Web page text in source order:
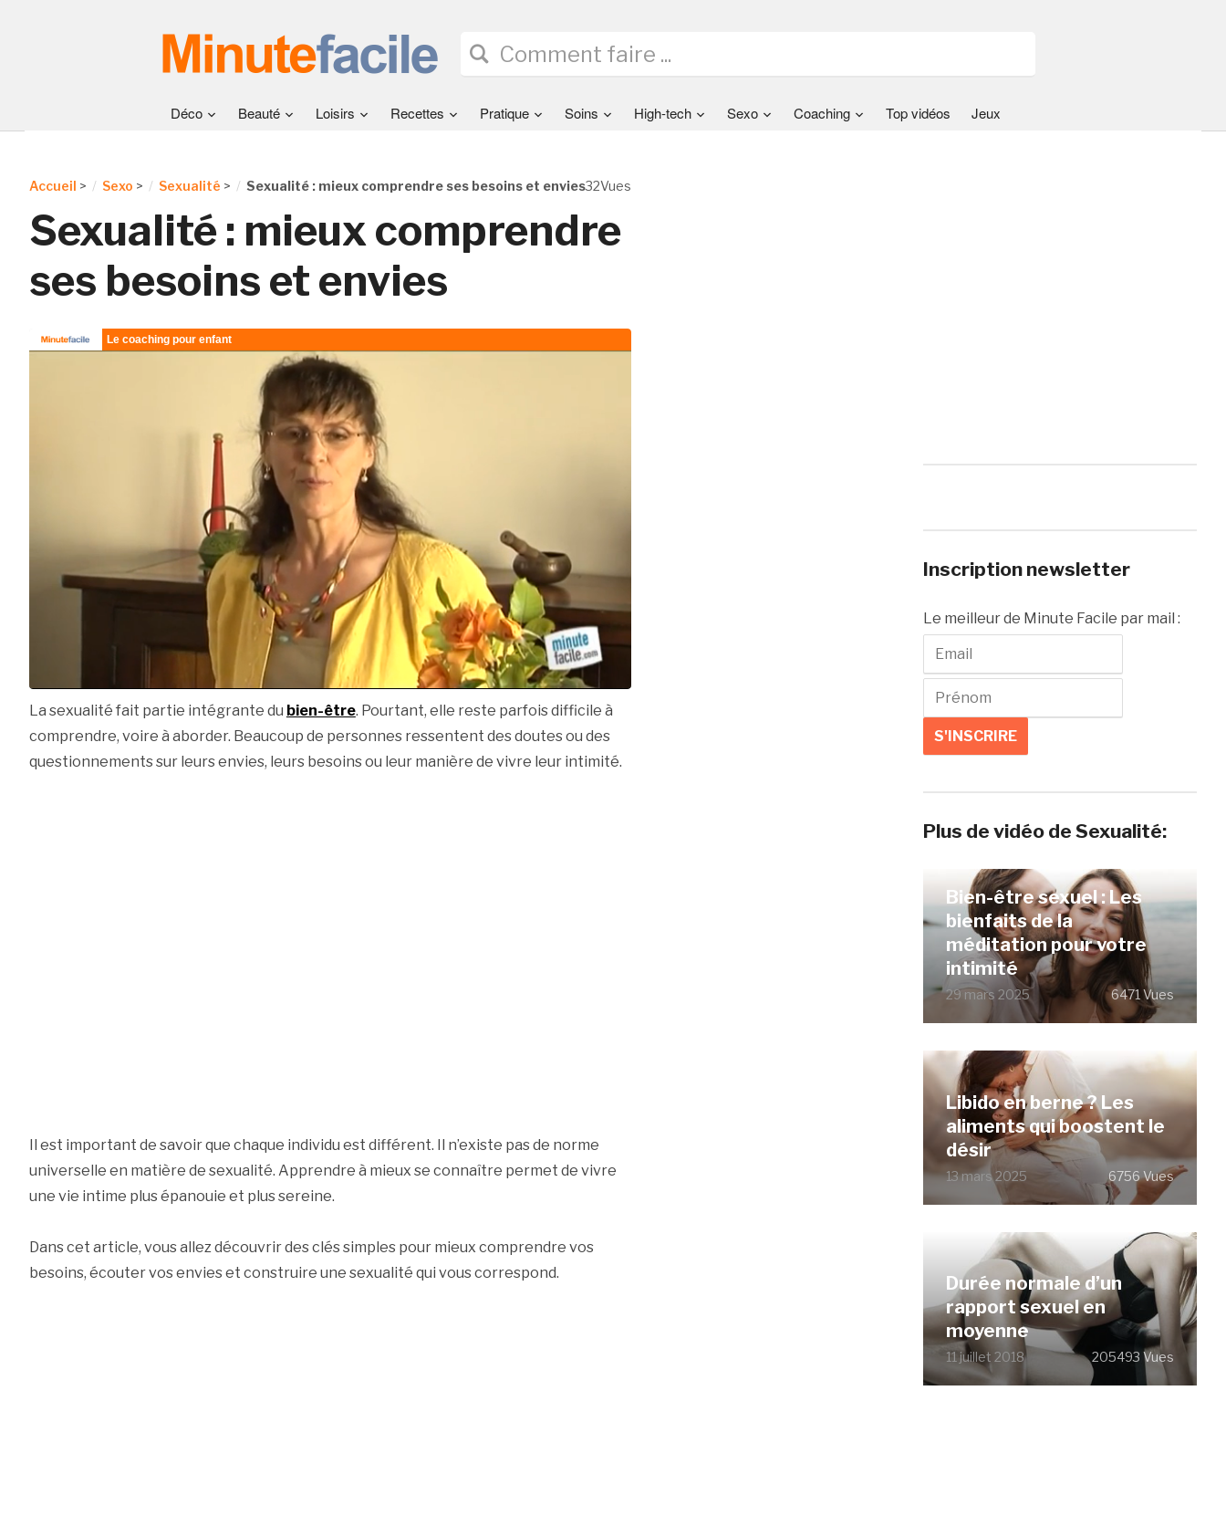
Déco Beauté Loisirs Recettes Pratique Soins High-tech Sexo Coaching Top vidéos Jeux
32Vues
Accueil > Sexo > Sexualité > Sexualité : mieux comprendre ses besoins et envies
Sexualité : mieux comprendre
ses besoins et envies
La sexualité fait partie intégrante du bien-être. Pourtant, elle reste parfois difficile à
comprendre, voire à aborder. Beaucoup de personnes ressentent des doutes ou des
questionnements sur leurs envies, leurs besoins ou leur manière de vivre leur intimité.
Il est important de savoir que chaque individu est différent. Il n’existe pas de norme
universelle en matière de sexualité. Apprendre à mieux se connaître permet de vivre
une vie intime plus épanouie et plus sereine.
Dans cet article, vous allez découvrir des clés simples pour mieux comprendre vos
besoins, écouter vos envies et construire une sexualité qui vous correspond.
Inscription newsletter
Le meilleur de Minute Facile par mail :
Plus de vidéo de Sexualité:
Bien-être sexuel : Les
bienfaits de la
méditation pour votre
intimité
29 mars 2025 6471 Vues
Libido en berne ? Les
aliments qui boostent le
désir
13 mars 2025 6756 Vues
Durée normale d’un
rapport sexuel en
moyenne
11 juillet 2018 205493 Vues